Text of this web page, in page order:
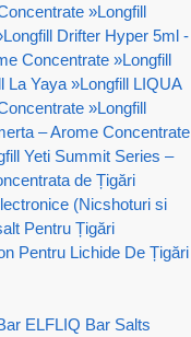
»Longfill
Longfill Drifter Hyper 5ml -
Concentrate »Longfill
La Yaya »Longfill LIQUA
»Longfill
– Arome Concentrate
Yeti Summit Series –
de Țigări
(Nicshoturi si
Pentru Țigări
Pentru Lichide De Țigări
ELFLIQ Bar Salts